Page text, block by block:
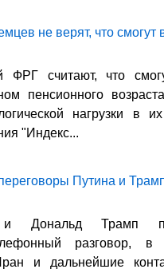
не верят, что
ФРГ считают, что
пенсионного
нагрузки в
"Индекс...
Путина и
Дональд Трамп
разговор, в
и дальнейшие